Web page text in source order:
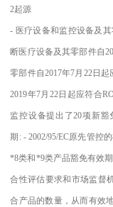
2起源
- 医疗设备和监控设备及其
断医疗设备及其零部件自
零部件自2017年7月22日
2019年7月22日起应符合
监控设备提出了20项新
期: - 2002/95/EC原先管控
*8类和*9类产品豁免有效
合性评估要求和市场监督
合产品的数量，从而有效